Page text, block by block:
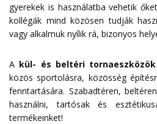
gyerekek is használatba vehetik
kollégák mind közösen tudják
vagy alkalmuk nyílik rá, bizonyos
A kül- és beltéri tornaeszközök
közös sportolásra, közösség
fenntartására. Szabadtéren,
használni, tartósak és
termékeinket!